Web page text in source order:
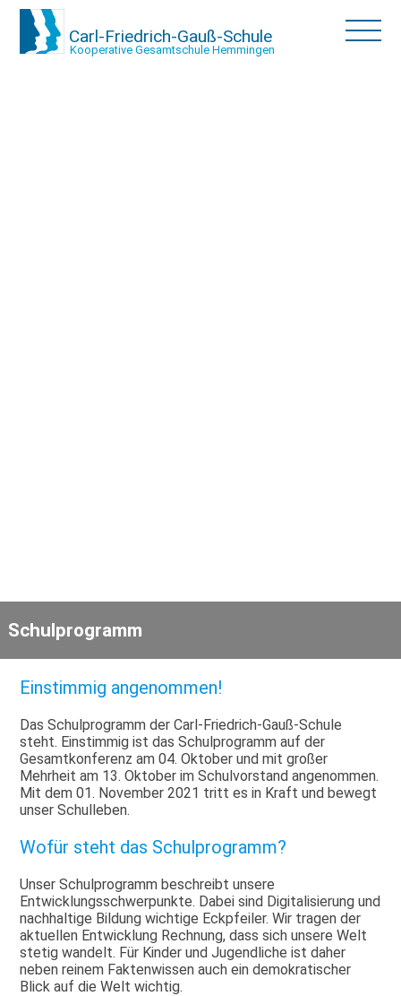
Carl-Friedrich-Gauß-Schule
Kooperative Gesamtschule Hemmingen
Schulprogramm
Einstimmig angenommen!
Das Schulprogramm der Carl-Friedrich-Gauß-Schule
steht. Einstimmig ist das Schulprogramm auf der
Gesamtkonferenz am 04. Oktober und mit großer
Mehrheit am 13. Oktober im Schulvorstand angenommen.
Mit dem 01. November 2021 tritt es in Kraft und bewegt
unser Schulleben.
Wofür steht das Schulprogramm?
Unser Schulprogramm beschreibt unsere
Entwicklungsschwerpunkte. Dabei sind Digitalisierung und
nachhaltige Bildung wichtige Eckpfeiler. Wir tragen der
aktuellen Entwicklung Rechnung, dass sich unsere Welt
stetig wandelt. Für Kinder und Jugendliche ist daher
neben reinem Faktenwissen auch ein demokratischer
Blick auf die Welt wichtig.